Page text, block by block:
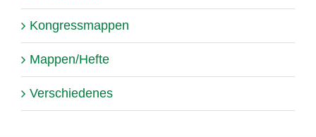
Kongressmappen
Mappen/Hefte
Verschiedenes